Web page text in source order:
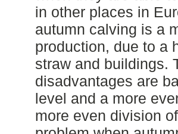
in other places in
autumn calving is a
production, due to a
straw and buildings.
disadvantages are
level and a more
more even division